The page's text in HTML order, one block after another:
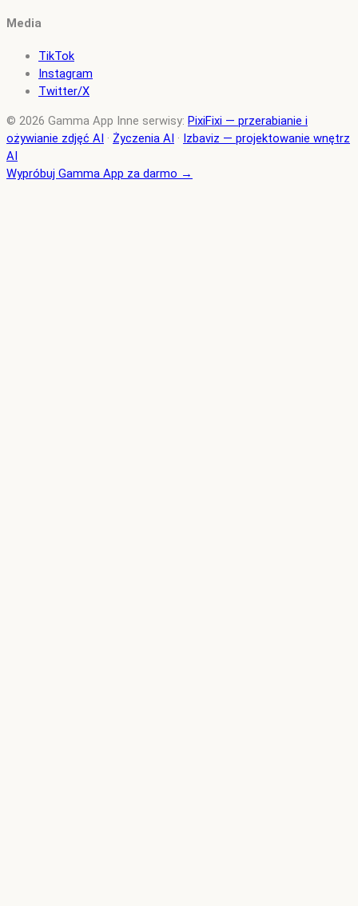
Media
TikTok
Instagram
Twitter/X
© 2026 Gamma App Inne serwisy: PixiFixi — przerabianie i
ożywianie zdjęć AI · Życzenia AI · Izbaviz — projektowanie wnętrz
AI
Wypróbuj Gamma App za darmo →